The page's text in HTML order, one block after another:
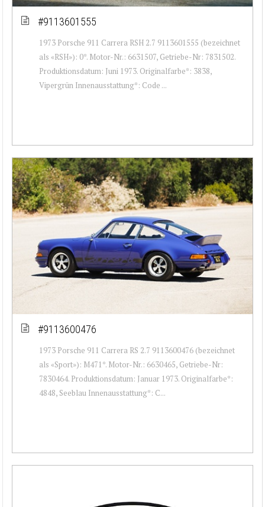
#9113601555
1973 Porsche 911 Carrera RSH 2.7 9113601555 (bezeichnet
als «RSH»): 0*. Motor-Nr.: 6631507, Getriebe-Nr: 7831502.
Produktionsdatum: Juni 1973. Originalfarbe*: 3838,
Vipergrün Innenausstattung*: Code ...
#9113600476
1973 Porsche 911 Carrera RS 2.7 9113600476 (bezeichnet
als «Sport»): M471*. Motor-Nr.: 6630465, Getriebe-Nr:
7830464. Produktionsdatum: Januar 1973. Originalfarbe*:
4848, Seeblau Innenausstattung*: C...